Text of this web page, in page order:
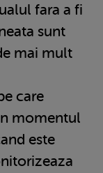
fara a fi
sunt
mai mult
care
momentul
este